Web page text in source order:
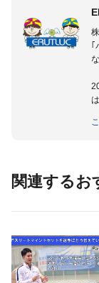
｢
関連するお